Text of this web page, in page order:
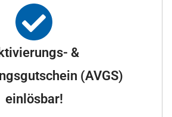
&
(AVGS)
einlösbar!